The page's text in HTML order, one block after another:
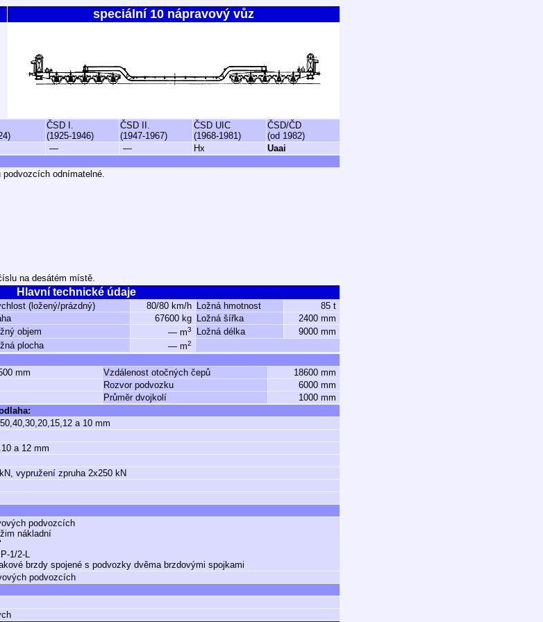
speciální 10 nápravový vůz
ČSD I.
(1925-1946)
ČSD II.
(1947-1967)
ČSD UIC
(1968-1981)
ČSD/ČD
(od 1982)
— — Hx Uaai
podvozcích odnímatelné.
na desátém místě.
Hlavní technické údaje
(ložený/prázdný) 80/80 km/h Ložná hmotnost
85 t
67600 kg Ložná šířka
2400 mm
objem — m3 Ložná délka
9000 mm
plocha — m2
mm Vzdálenost otočných čepů
18600 mm
Rozvor podvozku
6000 mm
Průměr dvojkolí
1000 mm
a 10 mm
a 12 mm
vypružení zpruha 2x250 kN
podvozcích
nákladní
1/2-L
brzdy spojené s podvozky dvěma brzdovými spojkami
podvozcích